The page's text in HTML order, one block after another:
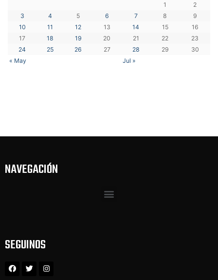
« May Jul »
1
2
3
4 5 6 7 8
9
10
11 12 13 14 15
16
17
18 19 20 21 22
23
24
25 26 27 28 29 30
NAVEGACIÓN
SEGUINOS